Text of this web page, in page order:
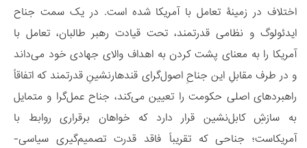
اختلاف در زمینۀ تعامل با آمریکا شده است. در یک سمت جناح
ایدئولوگ و نظامی قدرتمند، تحت قیادت رهبر طالبان، تعامل با
آمریکا را به معنای پشت کردن به اهداف والای جهادی خود می‌داند
و در طرف مقابلِ این جناحِ اصول‌گرای قندهارنشینِ قدرتمند که اتفاقاً‌
راهبردهای اصلی حکومت را تعیین می‌کند، جناح عمل‌گرا و متمایل
به سازشِ کابل‌نشین قرار دارد که خواهان برقراری روابط با
آمریکاست؛ جناحی که تقریباً فاقد قدرت تصمیم‌گیری سیاسی-